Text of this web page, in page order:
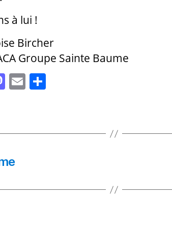
à lui !
Bircher
Groupe Sainte Baume
M
d
n
E
l
a